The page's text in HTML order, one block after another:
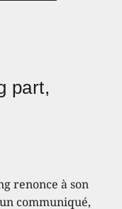
part,
renonce à son
communiqué,